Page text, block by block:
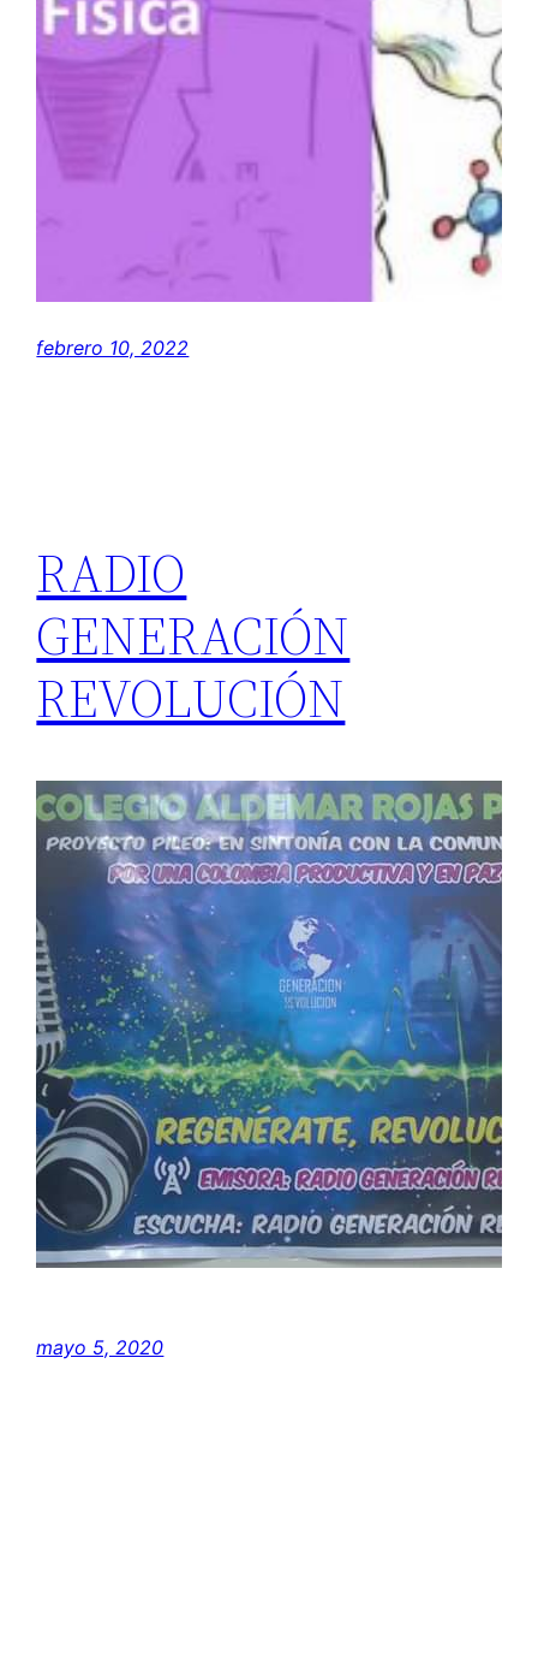
febrero 10, 2022
RADIO
GENERACIÓN
REVOLUCIÓN
mayo 5, 2020